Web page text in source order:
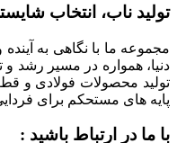
تولید ناب، انتخاب
مجموعه ما با نگاهی به
دنیا، همواره در مسیر رشد و
تولید محصولات فولادی و
پایه‌ های مستحکم برای
با ما در ارتباط باشید :